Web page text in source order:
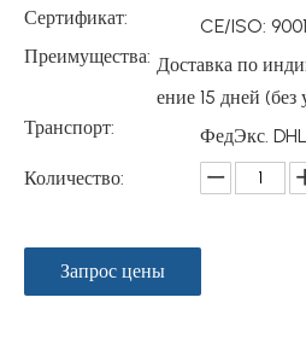
Сертификат:
CE/ISO:
Преимущества: Доставка по
ение 15 дней (без
Транспорт:
ФедЭкс.
Количество:
Запрос цены